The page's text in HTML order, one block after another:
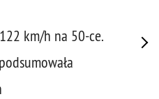
km/h na 50-ce.